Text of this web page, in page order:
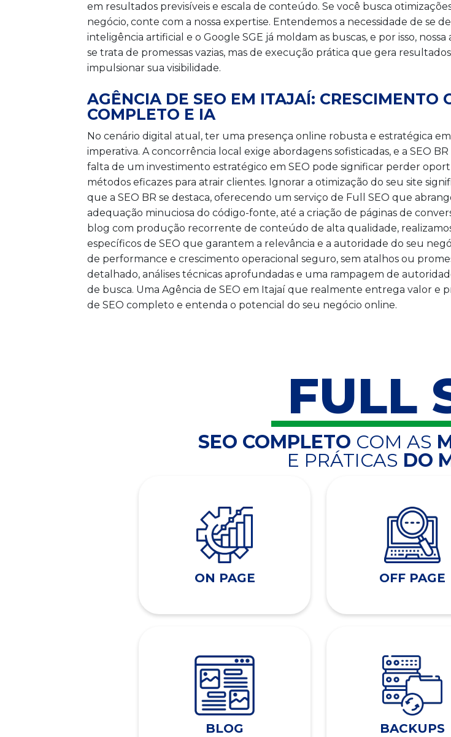
em resultados previsíveis e escala de conteúdo. Se você busca
negócio, conte com a nossa expertise. Entendemos a necessidade de se
inteligência artificial e o Google SGE já moldam as buscas, e por isso,
se trata de promessas vazias, mas de execução prática que gera
impulsionar sua visibilidade.
AGÊNCIA DE SEO EM ITAJAÍ: CRESCIMENTO
COMPLETO E IA
No cenário digital atual, ter uma presença online robusta e estratégica
imperativa. A concorrência local exige abordagens sofisticadas, e a SEO
falta de um investimento estratégico em SEO pode significar perder
métodos eficazes para atrair clientes. Ignorar a otimização do seu site
que a SEO BR se destaca, oferecendo um serviço de Full SEO que
adequação minuciosa do código-fonte, até a criação de páginas de
blog com produção recorrente de conteúdo de alta qualidade,
específicos de SEO que garantem a relevância e a autoridade do seu
de performance e crescimento operacional seguro, sem atalhos ou
detalhado, análises técnicas aprofundadas e uma rampagem de
de busca. Uma Agência de SEO em Itajaí que realmente entrega valor e
de SEO completo e entenda o potencial do seu negócio online.
FULL
SEO COMPLETO COM AS
E PRÁTICAS DO
ON PAGE OFF PAGE
BLOG BACKUPS